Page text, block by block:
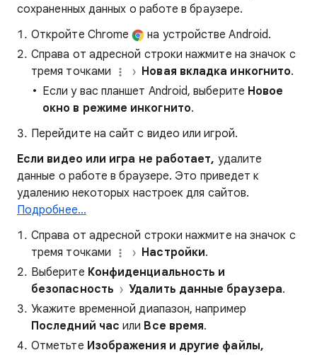
сохраненных данных о работе в браузере.
Откройте Chrome
на устройстве Android.
Справа от адресной строки нажмите на значок с
тремя точками
Новая вкладка инкогнито.
Если у вас планшет Android, выберите Новое
окно в режиме инкогнито.
Перейдите на сайт с видео или игрой.
Если видео или игра не работает, удалите
данные о работе в браузере. Это приведет к
удалению некоторых настроек для сайтов.
Подробнее…
Справа от адресной строки нажмите на значок с
тремя точками
Настройки.
Выберите Конфиденциальность и
безопасность
Удалить данные браузера.
Укажите временной диапазон, например
Последний час или Все время.
Отметьте Изображения и другие файлы,